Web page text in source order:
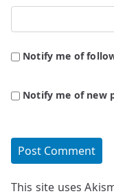
Notify me of
Notify me of new
This site uses